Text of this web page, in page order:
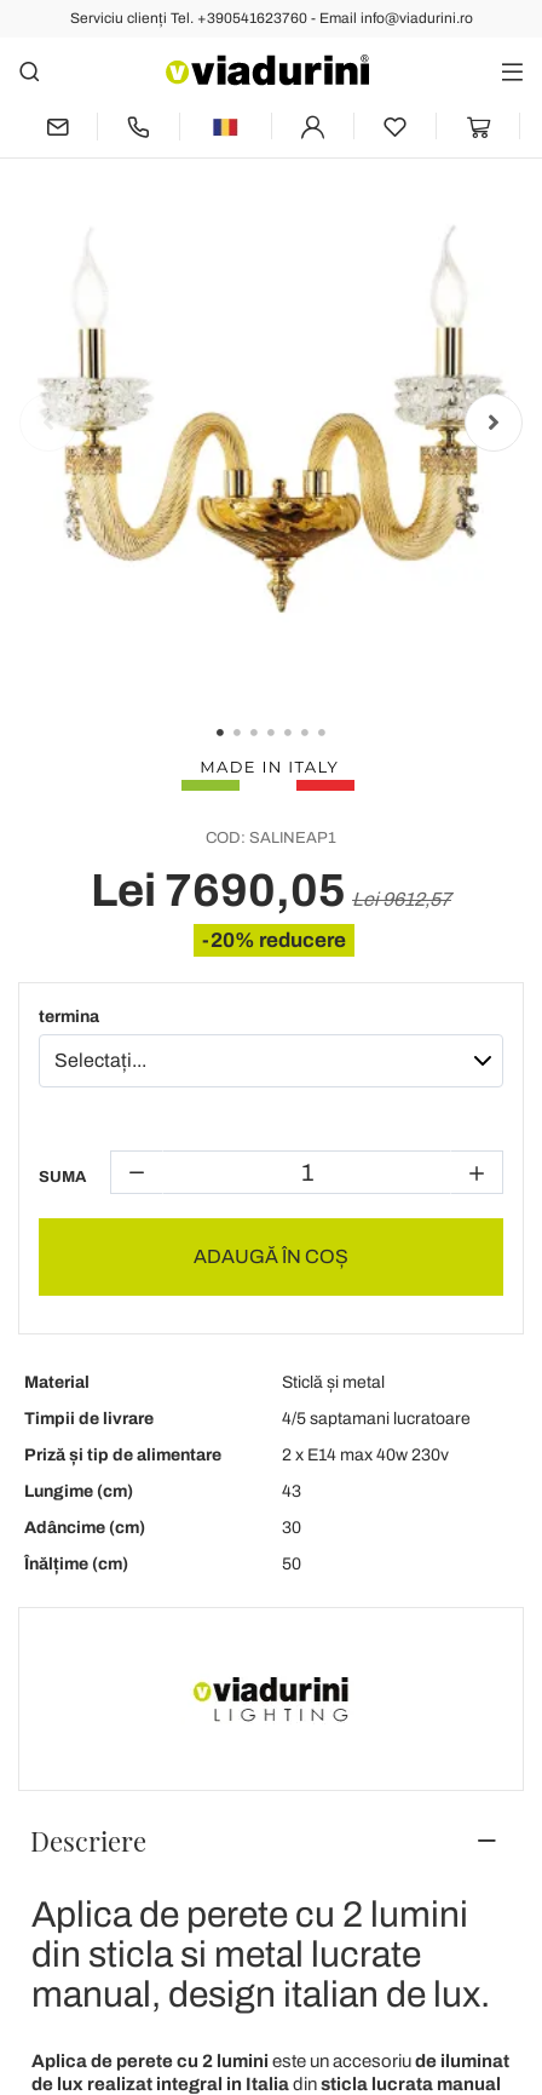
Serviciu clienți Tel. +390541623760 - Email info@viadurini.ro
Anterior Următoarea
Aplic Clasic 2 Lumini Sticla de lux
Artizanala Made in Italy - Saline
COD: SALINEAP1
Lei 7690,05 Lei 9612,57
-20% reducere
termina
SUMA
ADAUGĂ ÎN COȘ
Material
Sticlă și metal
Timpii de livrare
4/5 saptamani lucratoare
Priză și tip de alimentare
2 x E14 max 40w 230v
Lungime (cm)
43
Adâncime (cm)
30
Înălțime (cm)
50
Descriere
Aplica de perete cu 2 lumini
din sticla si metal lucrate
manual, design italian de lux.
Aplica de perete cu 2 lumini este un accesoriude iluminat
de lux realizat integral in Italiadinsticla lucrata manual